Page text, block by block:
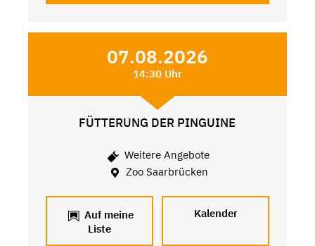
07.08.2026
14:30 Uhr
FÜTTERUNG DER PINGUINE
Weitere Angebote
Zoo Saarbrücken
Auf meine
Liste
Kalender